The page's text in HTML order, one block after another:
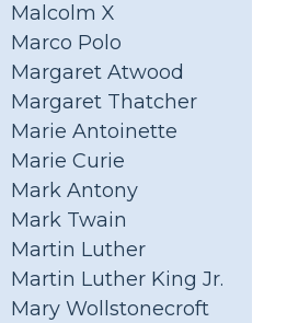
Malcolm X
Marco Polo
Margaret Atwood
Margaret Thatcher
Marie Antoinette
Marie Curie
Mark Antony
Mark Twain
Martin Luther
Martin Luther King Jr.
Mary Wollstonecroft